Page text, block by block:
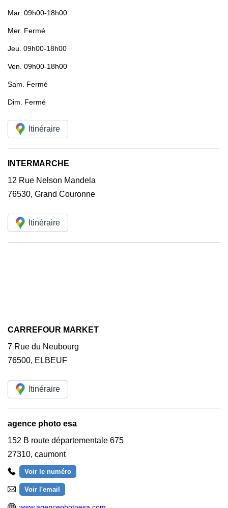
Mar. 09h00-18h00
Mer. Fermé
Jeu. 09h00-18h00
Ven. 09h00-18h00
Sam. Fermé
Dim. Fermé
Itinéraire
INTERMARCHE
12 Rue Nelson Mandela
76530, Grand Couronne
Itinéraire
CARREFOUR MARKET
7 Rue du Neubourg
76500, ELBEUF
Itinéraire
agence photo esa
152 B route départementale 675
27310, caumont
Voir le numéro
Voir l'email